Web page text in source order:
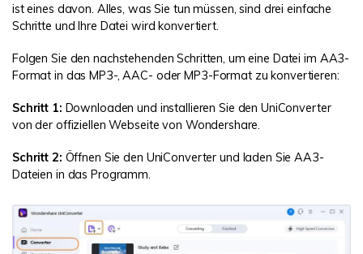
ist eines davon. Alles, was Sie tun müssen, sind drei einfache
Schritte und Ihre Datei wird konvertiert.
Folgen Sie den nachstehenden Schritten, um eine Datei im AA3-
Format in das MP3-, AAC- oder MP3-Format zu konvertieren:
Schritt 1: Downloaden und installieren Sie den UniConverter
von der offiziellen Webseite von Wondershare.
Schritt 2: Öffnen Sie den UniConverter und laden Sie AA3-
Dateien in das Programm.